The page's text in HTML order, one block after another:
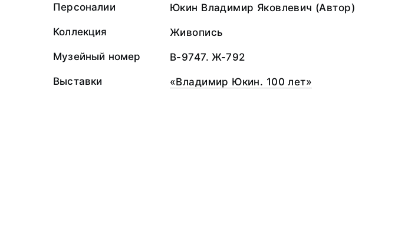
Персоналии Юкин Владимир Яковлевич (Автор)
Коллекция Живопись
Музейный номер В-9747. Ж-792
Выставки «Владимир Юкин. 100 лет»